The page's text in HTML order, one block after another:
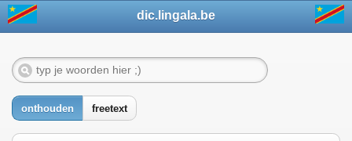
dic.lingala.be
onthouden freetext